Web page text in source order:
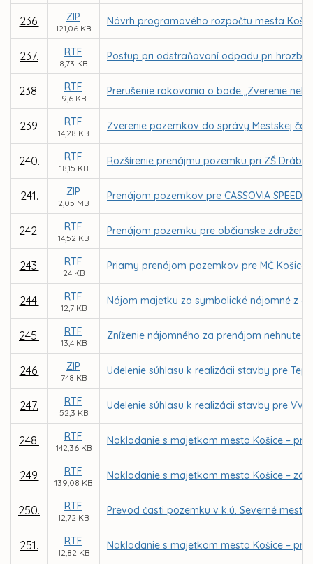
236. ZIP
121,06 KB
Návrh programového rozpočtu mesta
237. RTF
8,73 KB
Postup pri odstraňovaní odpadu pri
238. RTF
9,6 KB
Prerušenie rokovania o bode „Zverenie
239. RTF
14,28 KB
Zverenie pozemkov do správy Mestskej
240. RTF
18,15 KB
Rozšírenie prenájmu pozemku pri ZŠ
241. ZIP
2,05 MB
Prenájom pozemkov pre CASSOVIA
242. RTF
14,52 KB
Prenájom pozemku pre občianske
243. RTF
24 KB
Priamy prenájom pozemkov pre MČ
244. RTF
12,7 KB
Nájom majetku za symbolické nájomné z
245. RTF
13,4 KB
Zníženie nájomného za prenájom
246. ZIP
748 KB
Udelenie súhlasu k realizácii stavby pre
247. RTF
52,3 KB
Udelenie súhlasu k realizácii stavby pre
248. RTF
142,36 KB
Nakladanie s majetkom mesta Košice –
249. RTF
139,08 KB
Nakladanie s majetkom mesta Košice –
250. RTF
12,72 KB
Prevod časti pozemku v k.ú. Severné
251. RTF
12,82 KB
Nakladanie s majetkom mesta Košice –